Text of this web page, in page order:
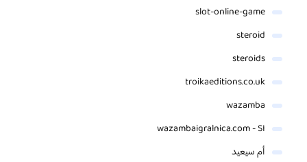
slot-online-game
steroid
steroids
troikaeditions.co.uk
wazamba
wazambaigralnica.com - SI
أم سيعيد